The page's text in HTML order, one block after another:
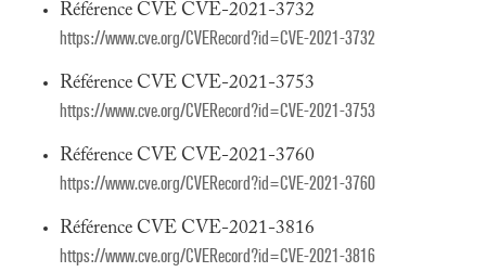
Référence CVE CVE-2021-3732
https://www.cve.org/CVERecord?id=CVE-2021-3732
Référence CVE CVE-2021-3753
https://www.cve.org/CVERecord?id=CVE-2021-3753
Référence CVE CVE-2021-3760
https://www.cve.org/CVERecord?id=CVE-2021-3760
Référence CVE CVE-2021-3816
https://www.cve.org/CVERecord?id=CVE-2021-3816